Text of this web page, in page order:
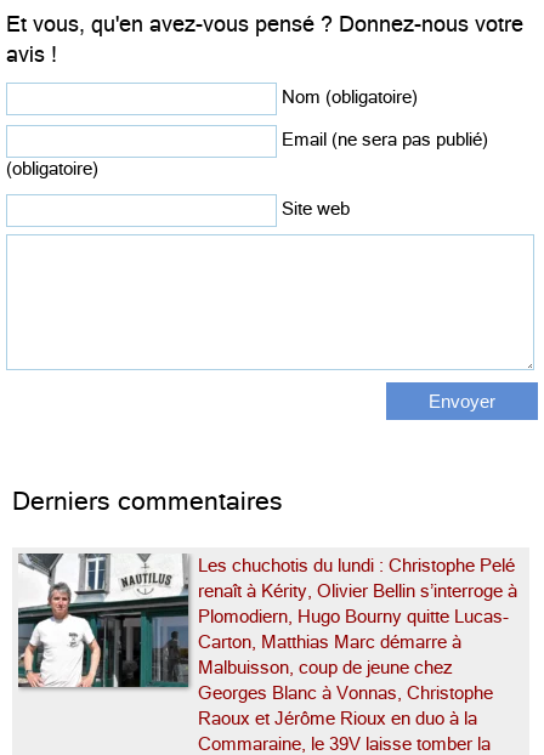
Et vous, qu'en avez-vous pensé ? Donnez-nous votre
avis !
Nom (obligatoire)
Email (ne sera pas publié)
(obligatoire)
Site web
Derniers commentaires
Les chuchotis du lundi : Christophe Pelé
renaît à Kérity, Olivier Bellin s’interroge à
Plomodiern, Hugo Bourny quitte Lucas-
Carton, Matthias Marc démarre à
Malbuisson, coup de jeune chez
Georges Blanc à Vonnas, Christophe
Raoux et Jérôme Rioux en duo à la
Commaraine, le 39V laisse tomber la